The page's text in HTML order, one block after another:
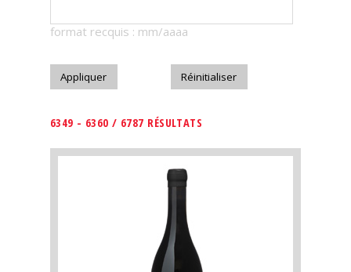
Télécharger
format recquis : mm/aaaa
6349 - 6360 / 6787 RÉSULTATS